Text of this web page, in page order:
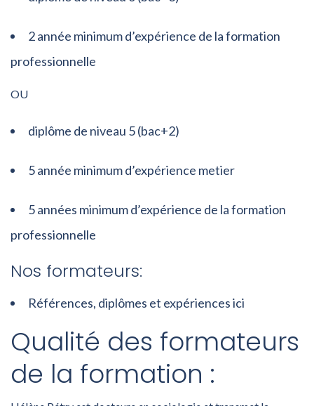
2 année minimum d’expérience de la formation
professionnelle
OU
diplôme de niveau 5 (bac+2)
5 année minimum d’expérience metier
5 années minimum d’expérience de la formation
professionnelle
Nos formateurs:
Références, diplômes et expériences ici
Qualité des formateurs
de la formation :